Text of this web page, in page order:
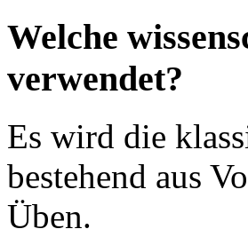
Welche
verwendet?
Es wird die
bestehend aus
Üben.